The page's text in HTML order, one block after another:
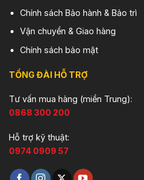
Chính sách Bảo hành & Bảo trì
Vận chuyển & Giao hàng
Chính sách bảo mật
TỔNG ĐÀI HỖ TRỢ
Tư vấn mua hàng (miền Trung):
0868 300 200
Hỗ trợ kỹ thuật:
0974 0909 57